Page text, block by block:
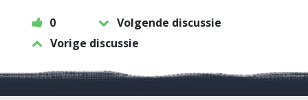
0
Volgende discussie
Vorige discussie